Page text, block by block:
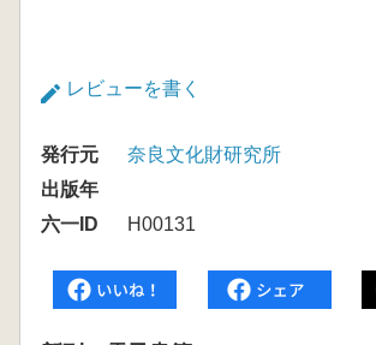
レビューを書く
発行元
奈良文化財研究所
出版年
六一ID
H00131